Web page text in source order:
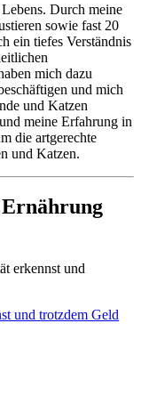
Durch meine
sowie fast 20
ein tiefes Verständnis
mich dazu
und mich
und Katzen
meine Erfahrung in
die artgerechte
und Katzen.
und trotz­dem Geld